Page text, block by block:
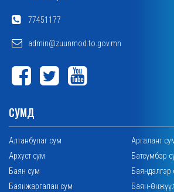
77451177
admin@zuunmod.to.gov.mn
СУМД
Алтанбулаг сум
Аргалант
Архуст сум
Батсүмбэр
Баян сум
Баяндэлгэр
Баянжаргалан сум
Баян-